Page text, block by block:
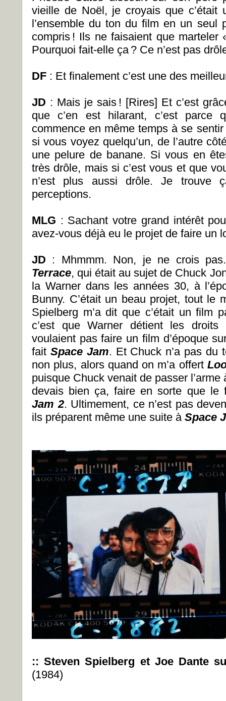
vieille de Noël, je croyais que c’était
l’ensemble du ton du film en un
compris ! Ils ne faisaient que marteler
Pourquoi fait-elle ça ? Ce n’est pas
DF : Et finalement c’est une des
JD : Mais je sais ! [Rires] Et c’est
que c’en est hilarant, c’est parce
commence en même temps à se
si vous voyez quelqu’un, de l’autre
une pelure de banane. Si vous en
très drôle, mais si c’est vous et que
n’est plus aussi drôle. Je trouve
perceptions.
MLG : Sachant votre grand intérêt
avez-vous déjà eu le projet de faire un
JD : Mhmmm. Non, je ne crois
Terrace, qui était au sujet de Chuck
la Warner dans les années 30, à
Bunny. C’était un beau projet, tout le
Spielberg m’a dit que c’était un film
c’est que Warner détient les
voulaient pas faire un film d’époque
fait Space Jam. Et Chuck n’a pas du
non plus, alors quand on m’a offert
puisque Chuck venait de passer
devais bien ça, faire en sorte que
Jam 2. Ultimement, ce n’est pas
ils préparent même une suite à Space
:: Steven Spielberg et Joe Dante
(1984)